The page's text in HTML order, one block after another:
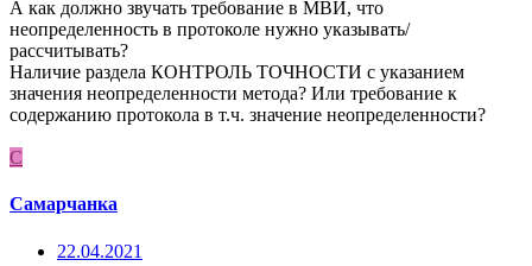
А как должно звучать требование в МВИ, что
неопределенность в протоколе нужно указывать/
рассчитывать?
Наличие раздела КОНТРОЛЬ ТОЧНОСТИ с указанием
значения неопределенности метода? Или требование к
содержанию протокола в т.ч. значение неопределенности?
С
Самарчанка
22.04.2021